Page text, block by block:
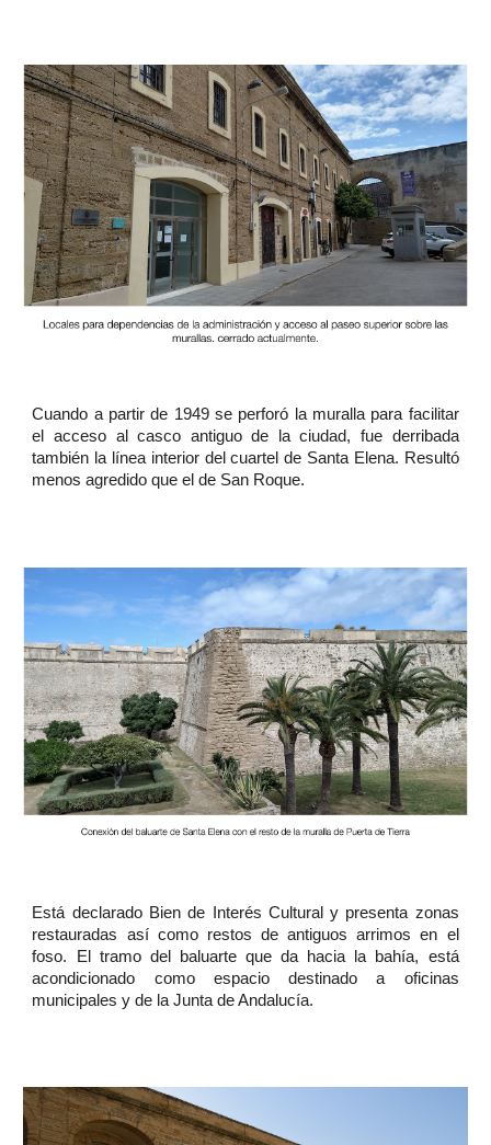
Cuando a partir de 1949 se perforó la muralla para facilitar
el acceso al casco antiguo de la ciudad, fue derribada
también la línea interior del cuartel de Santa Elena. Resultó
menos agredido que el de San Roque.
Está declarado Bien de Interés Cultural y presenta zonas
restauradas así como restos de antiguos arrimos en el
foso. El tramo del baluarte que da hacia la bahía, está
acondicionado como espacio destinado a oficinas
municipales y de la Junta de Andalucía.